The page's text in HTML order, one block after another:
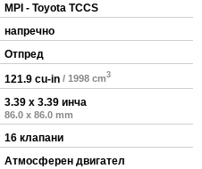
MPI - Toyota TCCS
напречно
Отпред
121.9 cu-in / 1998 cm3
3.39 x 3.39 инча
86.0 x 86.0 mm
16 клапани
Атмосферен двигател